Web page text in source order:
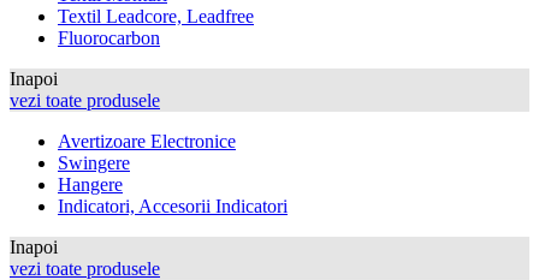
Textil Leadcore, Leadfree
Fluorocarbon
Inapoi
vezi toate produsele
Avertizoare Electronice
Swingere
Hangere
Indicatori, Accesorii Indicatori
Inapoi
vezi toate produsele